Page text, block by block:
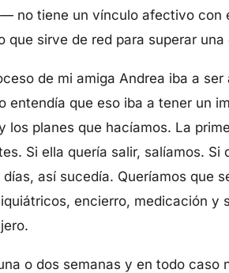
no tiene un vínculo afectivo con
sirve de red para superar una
de mi amiga Andrea iba a
entendía que eso iba a tener un
los planes que hacíamos. La
Si ella quería salir, salíamos. Si
así sucedía. Queríamos que
encierro, medicación y
o dos semanas y en todo caso